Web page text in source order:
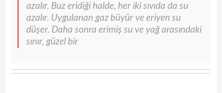
azalır. Buz eridiği halde, her iki sıvıda da su
azalır. Uygulanan gaz büyür ve eriyen su
düşer. Daha sonra erimiş su ve yağ arasındaki
sınır, güzel bir